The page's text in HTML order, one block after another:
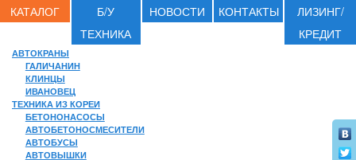
КАТАЛОГ
Б/У
ТЕХНИКА
НОВОСТИ КОНТАКТЫ
ЛИЗИНГ/
КРЕДИТ
АВТОКРАНЫ
ГАЛИЧАНИН
КЛИНЦЫ
ИВАНОВЕЦ
ТЕХНИКА ИЗ КОРЕИ
БЕТОНОНАСОСЫ
АВТОБЕТОНОСМЕСИТЕЛИ
АВТОБУСЫ
АВТОВЫШКИ